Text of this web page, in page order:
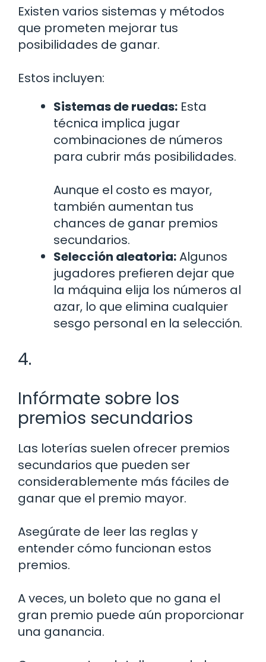
Existen varios sistemas y métodos
que prometen mejorar tus
posibilidades de ganar.
Estos incluyen:
Sistemas de ruedas: Esta
técnica implica jugar
combinaciones de números
para cubrir más posibilidades.
Aunque el costo es mayor,
también aumentan tus
chances de ganar premios
secundarios.
Selección aleatoria:Algunos
jugadores prefieren dejar que
la máquina elija los números al
azar, lo que elimina cualquier
sesgo personal en la selección.
4.
Infórmate sobre los
premios secundarios
Las loterías suelen ofrecer premios
secundarios que pueden ser
considerablemente más fáciles de
ganar que el premio mayor.
Asegúrate de leer las reglas y
entender cómo funcionan estos
premios.
A veces, un boleto que no gana el
gran premio puede aún proporcionar
una ganancia.